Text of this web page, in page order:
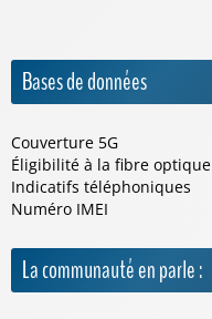
Bases de données
Couverture 5G
Éligibilité à la fibre optique
Indicatifs téléphoniques
Numéro IMEI
La communauté en parle :